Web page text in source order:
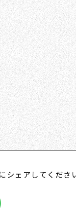
シェアしてくださ